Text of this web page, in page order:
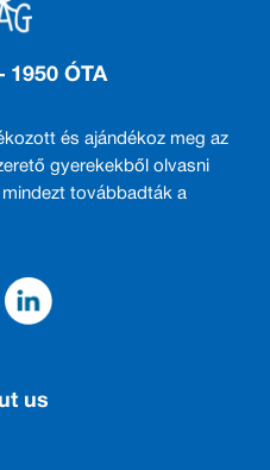
1950 ÓTA
és ajándékoz meg az
gyerekekből olvasni
továbbadták a
us